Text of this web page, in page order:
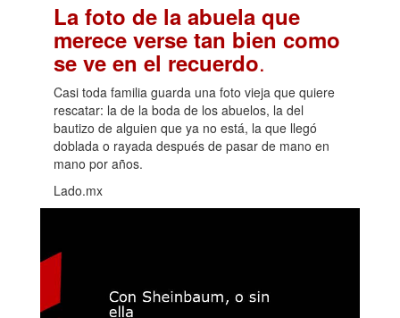
La foto de la abuela que
merece verse tan bien como
se ve en el recuerdo.
Casi toda familia guarda una foto vieja que quiere
rescatar: la de la boda de los abuelos, la del
bautizo de alguien que ya no está, la que llegó
doblada o rayada después de pasar de mano en
mano por años.
Lado.mx